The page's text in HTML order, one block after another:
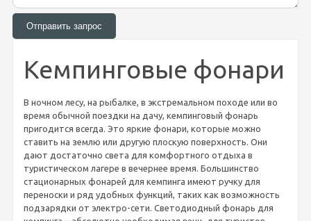
Кемпинговые фонари
В ночном лесу, на рыбалке, в экстремальном походе или во
время обычной поездки на дачу, кемпинговый фонарь
пригодится всегда. Это яркие фонари, которые можно
ставить на землю или другую плоскую поверхность. Они
дают достаточно света для комфортного отдыха в
туристическом лагере в вечернее время. Большинство
стационарных фонарей для кемпинга имеют ручку для
переноски и ряд удобных функций, таких как возможность
подзарядки от электро-сети. Светодиодный фонарь для